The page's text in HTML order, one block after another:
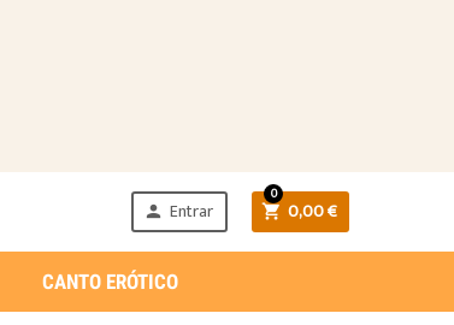
 Entrar  0,00 €
0
CANTO ERÓTICO